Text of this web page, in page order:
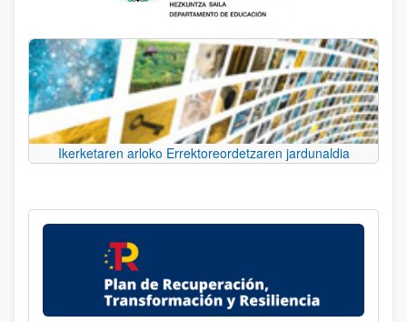
Ikerketaren arloko Errektoreordetzaren jardunaldia